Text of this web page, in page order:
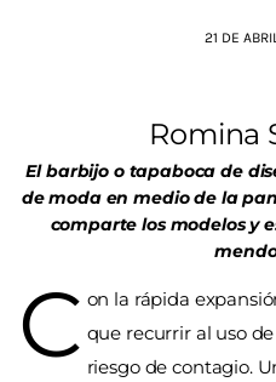
21 DE
Romina
El barbijo o tapaboca de
de moda en medio de la
comparte los modelos y
C on la rápida
que recurrir al uso
riesgo de contagio.